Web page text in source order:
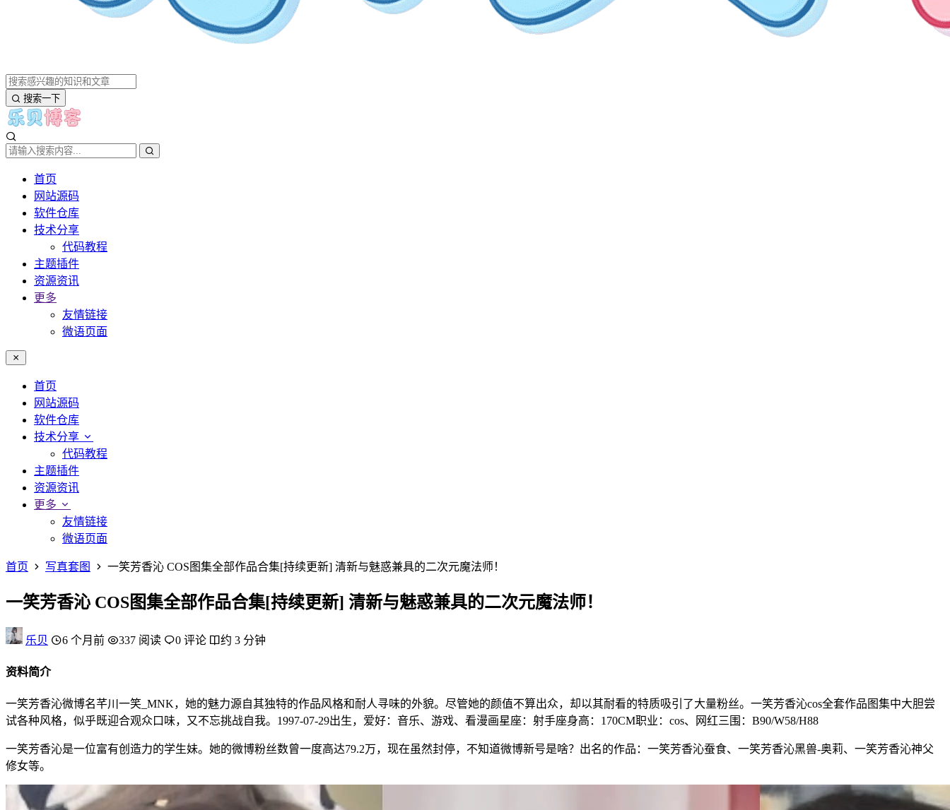
搜索一下
首页
网站源码
软件仓库
技术分享
代码教程
主题插件
资源资讯
更多
友情链接
微语页面
首页
网站源码
软件仓库
技术分享
代码教程
主题插件
资源资讯
更多
友情链接
微语页面
首页 写真套图 一笑芳香沁 COS图集全部作品合集[持续更新] 清新与魅惑兼具的二次元魔法师！
一笑芳香沁 COS图集全部作品合集[持续更新] 清新与魅惑兼具的二次元魔法师！
乐贝 6 个月前 337 阅读 0 评论 约 3 分钟
资料简介
一笑芳香沁微博名芊川一笑_MNK，她的魅力源自其独特的作品风格和耐人寻味的外貌。尽管她的颜值不算出众，却以其耐看的特质吸引了大量粉丝。一笑芳香沁cos全套作品图集中大胆尝
试各种风格，似乎既迎合观众口味，又不忘挑战自我。1997-07-29出生，爱好：音乐、游戏、看漫画星座：射手座身高：170CM职业：cos、网红三围：B90/W58/H88
一笑芳香沁是一位富有创造力的学生妹。她的微博粉丝数曾一度高达79.2万，现在虽然封停，不知道微博新号是啥？出名的作品：一笑芳香沁蚕食、一笑芳香沁黑兽-奥莉、一笑芳香沁神父
修女等。